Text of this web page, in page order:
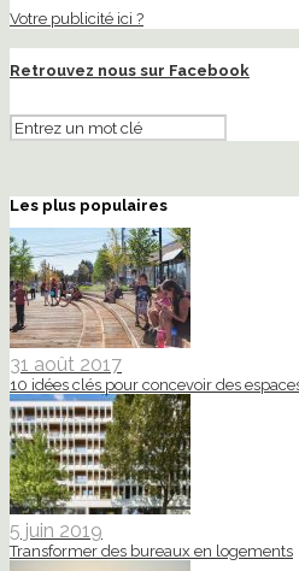
Votre publicité ici ?
Retrouvez nous sur Facebook
Les plus populaires
31 août 2017
10 idées clés pour concevoir des
5 juin 2019
Transformer des bureaux en logements